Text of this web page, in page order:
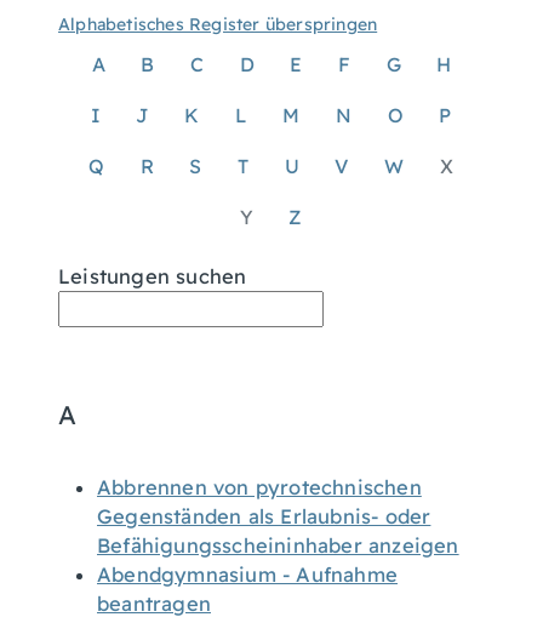
Alphabetisches Register überspringen
A B C D E F G H
I J K L M N O P
Q R S T U V W X
Y Z
Leistungen suchen
A
Abbrennen von pyrotechnischen
Gegenständen als Erlaubnis- oder
Befähigungsscheininhaber anzeigen
Abendgymnasium - Aufnahme
beantragen